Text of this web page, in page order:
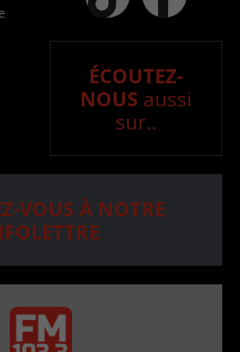
ÉCOUTEZ-
NOUS aussi
sur..
VOUS À NOTRE